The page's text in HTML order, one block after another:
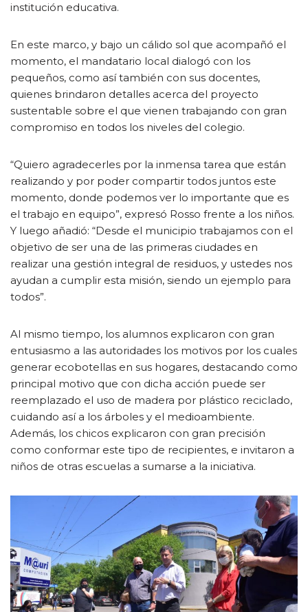
institución educativa.
En este marco, y bajo un cálido sol que acompañó el
momento, el mandatario local dialogó con los
pequeños, como así también con sus docentes,
quienes brindaron detalles acerca del proyecto
sustentable sobre el que vienen trabajando con gran
compromiso en todos los niveles del colegio.
“Quiero agradecerles por la inmensa tarea que están
realizando y por poder compartir todos juntos este
momento, donde podemos ver lo importante que es
el trabajo en equipo”, expresó Rosso frente a los niños.
Y luego añadió: “Desde el municipio trabajamos con el
objetivo de ser una de las primeras ciudades en
realizar una gestión integral de residuos, y ustedes nos
ayudan a cumplir esta misión, siendo un ejemplo para
todos”.
Al mismo tiempo, los alumnos explicaron con gran
entusiasmo a las autoridades los motivos por los cuales
generar ecobotellas en sus hogares, destacando como
principal motivo que con dicha acción puede ser
reemplazado el uso de madera por plástico reciclado,
cuidando así a los árboles y el medioambiente.
Además, los chicos explicaron con gran precisión
como conformar este tipo de recipientes, e invitaron a
niños de otras escuelas a sumarse a la iniciativa.